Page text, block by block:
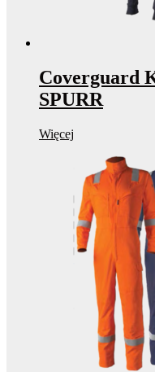
Coverguard
SPURR
Więcej